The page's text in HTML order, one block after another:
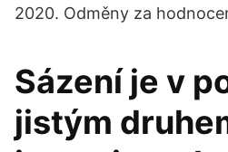
2020. Odměny za
Sázení je v
jistým